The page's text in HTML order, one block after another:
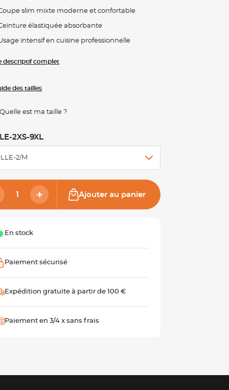
slim mixte moderne et confortable
élastiquée absorbante
intensif en cuisine professionnelle
descriptif complet
des tailles
Quelle est ma taille ?
2XS-9XL
2/M
Ajouter au panier
En stock
Paiement sécurisé
Expédition gratuite à partir de 100 €
Paiement en 3/4 x sans frais